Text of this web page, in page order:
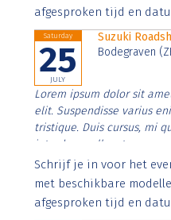
afgesproken tijd en
Saturday
25
JULY
Suzuki
Bodegraven
Lorem ipsum dolor sit
elit. Suspendisse varius
tristique. Duis cursus, mi
interdum nulla, ut
Aenean faucibus nibh et
imperdiet. Nunc ut sem
Schrijf je in voor het
met beschikbare
afgesproken tijd en